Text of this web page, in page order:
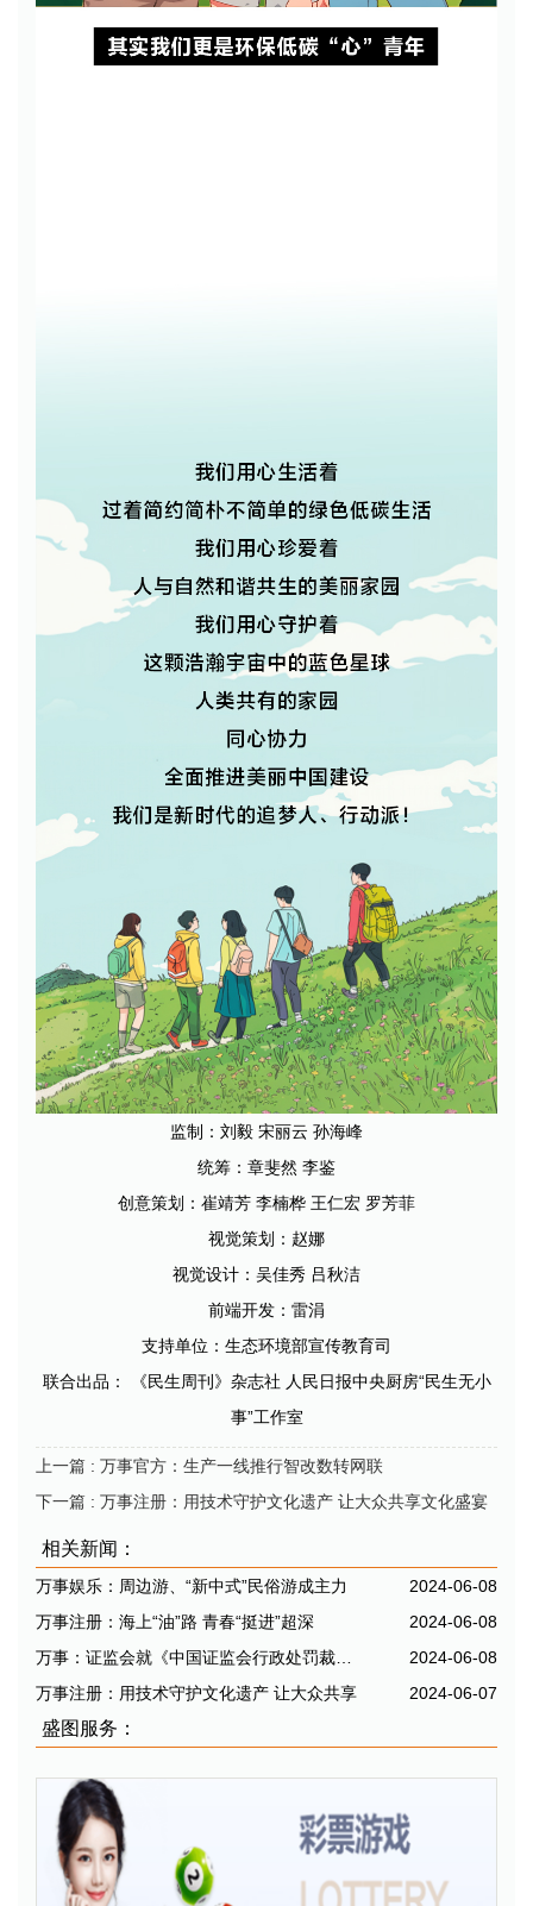
监制：刘毅 宋丽云 孙海峰
统筹：章斐然 李鉴
创意策划：崔靖芳 李楠桦 王仁宏 罗芳菲
视觉策划：赵娜
视觉设计：吴佳秀 吕秋洁
前端开发：雷涓
支持单位：生态环境部宣传教育司
联合出品： 《民生周刊》杂志社 人民日报中央厨房“民生无小
事”工作室
上一篇 : 万事官方：生产一线推行智改数转网联
下一篇 : 万事注册：用技术守护文化遗产 让大众共享文化盛宴
相关新闻：
万事娱乐：周边游、“新中式”民俗游成主力
2024-06-08
万事注册：海上“油”路 青春“挺进”超深
2024-06-08
2024-06-08
万事注册：用技术守护文化遗产 让大众共享
2024-06-07
盛图服务：